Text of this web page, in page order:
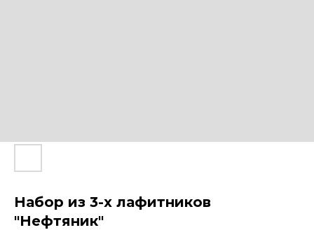
Набор из 3-х лафитников
"Нефтяник"